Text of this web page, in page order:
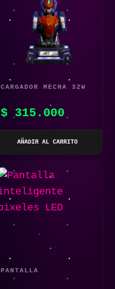
CARGADOR MECHA 32W
GAN CON DISEÑO
ÚNICO Y CARGA
$ 315.000
AÑADIR AL CARRITO
PANTALLA